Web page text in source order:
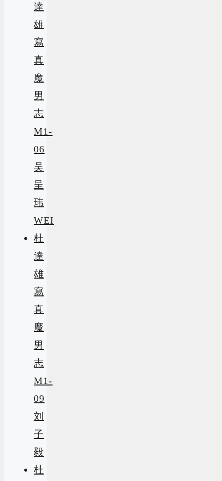
達
雄
寫
真
魔
男
志
M1-
06
吴
呈
玮
WEI
杜
達
雄
寫
真
魔
男
志
M1-
09
刘
子
毅
杜